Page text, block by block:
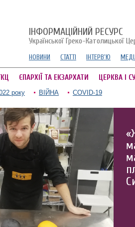
ІНФОРМАЦІЙНИЙ РЕСУРС
Української Греко-Католицької
НОВИНИ СТАТТІ ІНТЕРВ'Ю
ЄПАРХІЇ ТА ЕКЗАРХАТИ ЦЕРКВА І
року ВІЙНА COVID-19